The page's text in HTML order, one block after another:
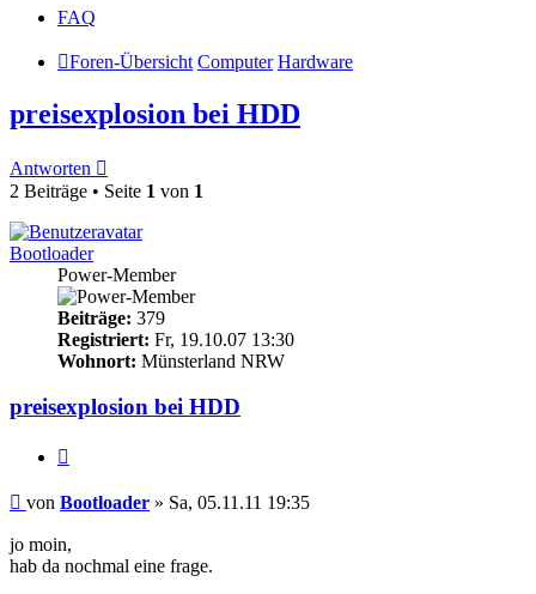
FAQ
Foren-Übersicht Computer Hardware
preisexplosion bei HDD
Antworten
2 Beiträge • Seite 1 von 1
Bootloader
Power-Member
Beiträge: 379
Registriert: Fr, 19.10.07 13:30
Wohnort: Münsterland NRW
preisexplosion bei HDD
Beitrag
von Bootloader » Sa, 05.11.11 19:35
jo moin,
hab da nochmal eine frage.